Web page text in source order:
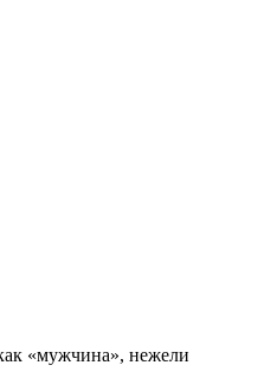
«мужчина», нежели